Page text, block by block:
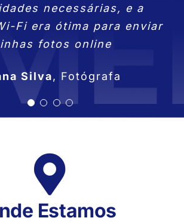
necessárias, e a
Fi era ótima para enviar
fotos online
Silva, Fotógrafa
muito meu acesso a
pontos da cidade.
que já fiquei!
Fontes Professora
com tanta beleza ao
redor.
Estamos